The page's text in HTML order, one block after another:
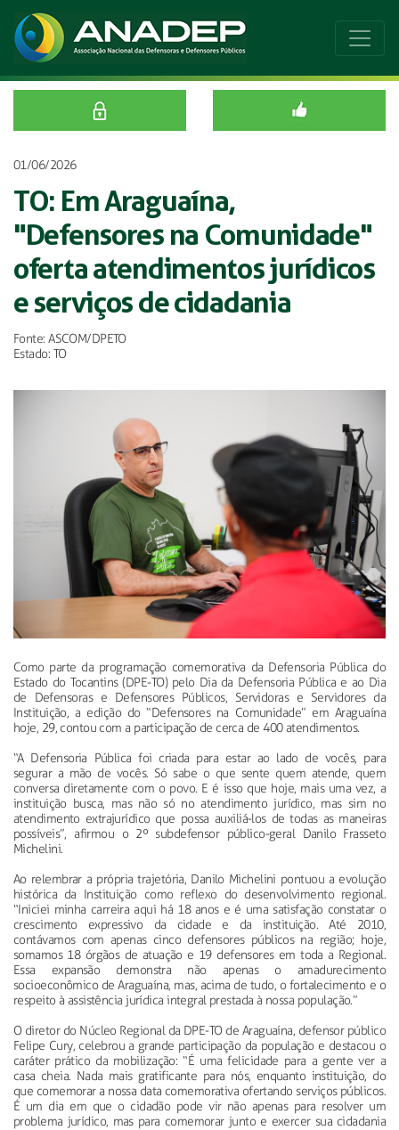
01/06/2026
TO: Em Araguaína,
"Defensores na Comunidade"
oferta atendimentos jurídicos
e serviços de cidadania
Fonte: ASCOM/DPETO
Estado: TO
Como parte da programação comemorativa da Defensoria Pública do
Estado do Tocantins (DPE-TO) pelo Dia da Defensoria Pública e ao Dia
de Defensoras e Defensores Públicos, Servidoras e Servidores da
Instituição, a edição do “Defensores na Comunidade” em Araguaína
hoje, 29, contou com a participação de cerca de 400 atendimentos.
“A Defensoria Pública foi criada para estar ao lado de vocês, para
segurar a mão de vocês. Só sabe o que sente quem atende, quem
conversa diretamente com o povo. E é isso que hoje, mais uma vez, a
instituição busca, mas não só no atendimento jurídico, mas sim no
atendimento extrajurídico que possa auxiliá-los de todas as maneiras
possíveis”, afirmou o 2º subdefensor público-geral Danilo Frasseto
Michelini.
Ao relembrar a própria trajetória, Danilo Michelini pontuou a evolução
histórica da Instituição como reflexo do desenvolvimento regional.
“Iniciei minha carreira aqui há 18 anos e é uma satisfação constatar o
crescimento expressivo da cidade e da instituição. Até 2010,
contávamos com apenas cinco defensores públicos na região; hoje,
somamos 18 órgãos de atuação e 19 defensores em toda a Regional.
Essa expansão demonstra não apenas o amadurecimento
socioeconômico de Araguaína, mas, acima de tudo, o fortalecimento e o
respeito à assistência jurídica integral prestada à nossa população.”
O diretor do Núcleo Regional da DPE-TO de Araguaína, defensor público
Felipe Cury, celebrou a grande participação da população e destacou o
caráter prático da mobilização: “É uma felicidade para a gente ver a
casa cheia. Nada mais gratificante para nós, enquanto instituição, do
que comemorar a nossa data comemorativa ofertando serviços públicos.
É um dia em que o cidadão pode vir não apenas para resolver um
problema jurídico, mas para comemorar junto e exercer sua cidadania